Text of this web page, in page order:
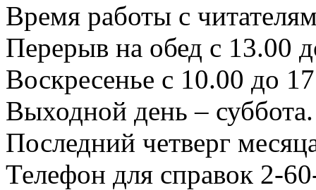
Время работы с
Перерыв на обед с 13.00
Воскресенье с 10.00 до
Выходной день – суббота.
Последний четверг
Телефон для справок 2-